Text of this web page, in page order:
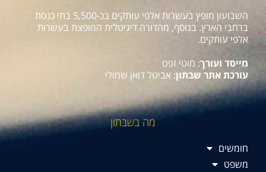
השבועון מופץ בעשרות אלפי עותקים בכ-5,500 בתי כנסת
ברחבי הארץ. בנוסף, מהדורה דיגיטלית המופצת בעשרות
אלפי עותקים.
מייסד ועורך: מוטי זפט
עורכת אתר שבתון: אביטל דואן שמולי
מה בשבתון
חומשים
משפט